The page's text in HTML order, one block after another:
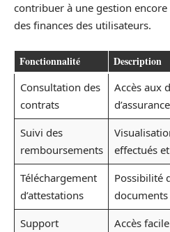
contribuer à une gestion
des finances des utilisateurs.
Fonctionnalité Description
Consultation des
contrats
Accès aux
Suivi des
remboursements
effectués
Téléchargement
d’attestations
Possibilité
Support
Accès